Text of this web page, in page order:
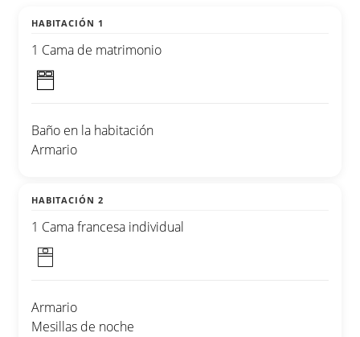
HABITACIÓN 1
1 Cama de matrimonio
Baño en la habitación
Armario
HABITACIÓN 2
1 Cama francesa individual
Armario
Mesillas de noche